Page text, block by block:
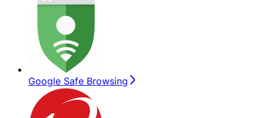
Google Safe Browsing